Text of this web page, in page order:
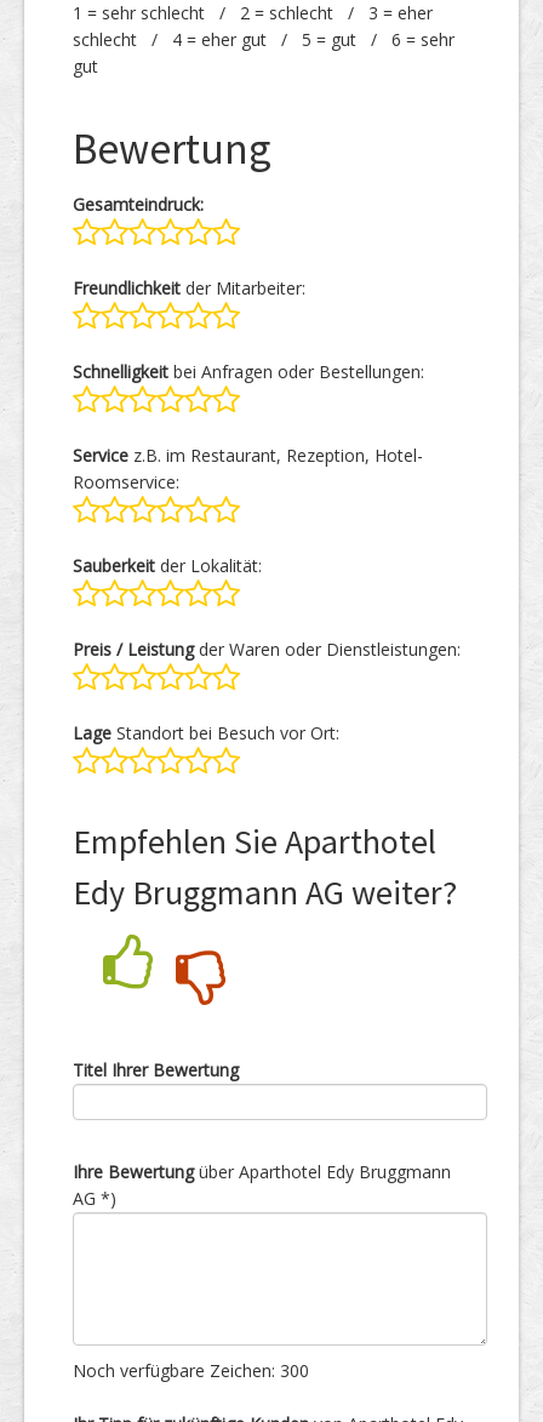
1 = sehr schlecht / 2 = schlecht / 3 = eher
schlecht / 4 = eher gut / 5 = gut / 6 = sehr
gut
Bewertung
Gesamteindruck:
Freundlichkeit der Mitarbeiter:
Schnelligkeit bei Anfragen oder Bestellungen:
Service z.B. im Restaurant, Rezeption, Hotel-
Roomservice:
Sauberkeit der Lokalität:
Preis / Leistungder Waren oder Dienstleistungen:
Lage Standort bei Besuch vor Ort:
Empfehlen Sie Aparthotel
Edy Bruggmann AG weiter?
Titel Ihrer Bewertung
Ihre Bewertungüber Aparthotel Edy Bruggmann
AG *)
Noch verfügbare Zeichen: 300